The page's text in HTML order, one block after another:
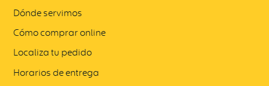
Dónde servimos
Cómo comprar online
Localiza tu pedido
Horarios de entrega